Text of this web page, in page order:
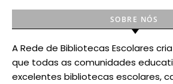
SOBRE NÓS
A Rede de Bibliotecas Escolares
que todas as comunidades
excelentes bibliotecas escolares,